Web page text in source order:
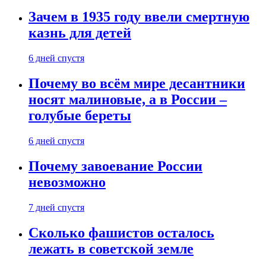
Зачем в 1935 году ввели смертную
казнь для детей
6 дней спустя
Почему во всём мире десантники
носят малиновые, а в России –
голубые береты
6 дней спустя
Почему завоевание России
невозможно
7 дней спустя
Сколько фашистов осталось
лежать в советской земле